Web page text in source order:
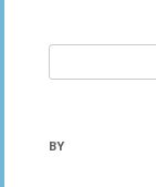
for:
BY